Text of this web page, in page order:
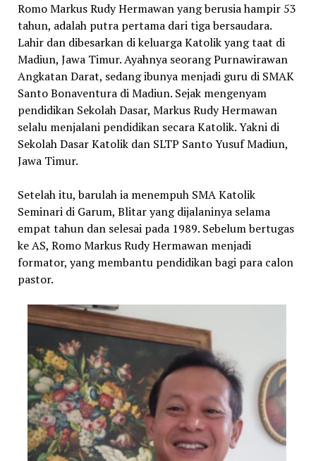
Romo Markus Rudy Hermawan yang berusia hampir 53
tahun, adalah putra pertama dari tiga bersaudara.
Lahir dan dibesarkan di keluarga Katolik yang taat di
Madiun, Jawa Timur. Ayahnya seorang Purnawirawan
Angkatan Darat, sedang ibunya menjadi guru di SMAK
Santo Bonaventura di Madiun. Sejak mengenyam
pendidikan Sekolah Dasar, Markus Rudy Hermawan
selalu menjalani pendidikan secara Katolik. Yakni di
Sekolah Dasar Katolik dan SLTP Santo Yusuf Madiun,
Jawa Timur.
Setelah itu, barulah ia menempuh SMA Katolik
Seminari di Garum, Blitar yang dijalaninya selama
empat tahun dan selesai pada 1989. Sebelum bertugas
ke AS, RomoMarkus Rudy Hermawan menjadi
formator, yang membantu pendidikan bagi para calon
pastor.